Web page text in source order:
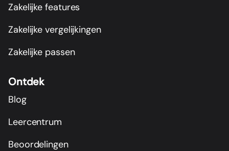
Zakelijke features
Zakelijke vergelijkingen
Zakelijke passen
Ontdek
Blog
Leercentrum
Beoordelingen